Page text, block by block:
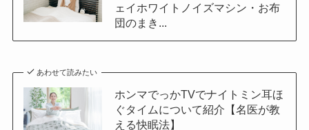
ェイホワイトノイズマシン・お布
団のまき...
あわせて読みたい
ホンマでっかTVでナイトミン耳ほ
ぐタイムについて紹介【名医が教
える快眠法】